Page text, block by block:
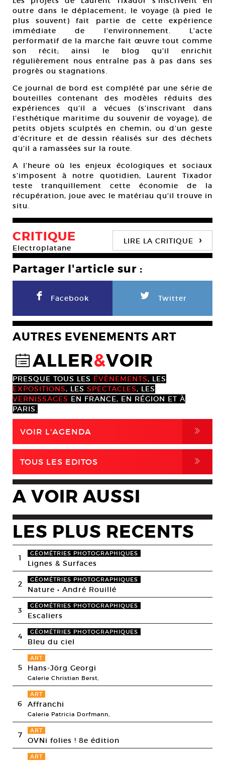
outre dans le déplacement; le voyage (à pied le
plus souvent) fait partie de cette expérience
immédiate de l’environnement. L’acte
performatif de la marche fait œuvre tout comme
son récit; ainsi le blog qu’il enrichit
régulièrement nous entraîne pas à pas dans ses
progrès ou stagnations.
Ce journal de bord est complété par une série de
bouteilles contenant des modèles réduits des
expériences qu’il a vécues (s’inscrivant dans
l’esthétique maritime du souvenir de voyage), de
petits objets sculptés en chemin, ou d’un geste
d’écriture et de dessin réalisés sur des déchets
qu’il a ramassées sur la route.
A l’heure où les enjeux écologiques et sociaux
s’imposent à notre quotidien, Laurent Tixador
teste tranquillement cette économie de la
récupération, joue avec le matériau qu’il trouve in
situ.
CRITIQUE
Electroplatane
LIRE LA CRITIQUE ›
Partager l'article sur :
F Facebook L Twitter
AUTRES EVENEMENTS ART
@ALLER&VOIR
PRESQUE TOUS LES ÉVÈNEMENTS, LES
EXPOSITIONS, LES SPECTACLES, LES
VERNISSAGES EN FRANCE, EN RÉGION ET À
PARIS.
VOIR L'AGENDA ,
TOUS LES EDITOS ,
A VOIR AUSSI
LES PLUS RECENTS
1 GÉOMÉTRIES PHOTOGRAPHIQUES
Lignes & Surfaces
2 GÉOMÉTRIES PHOTOGRAPHIQUES
Nature • André Rouillé
3 GÉOMÉTRIES PHOTOGRAPHIQUES
Escaliers
4 GÉOMÉTRIES PHOTOGRAPHIQUES
Bleu du ciel
5
ART
Hans-Jörg Georgi
Galerie Christian Berst,
6
ART
Affranchi
Galerie Patricia Dorfmann,
7 ART
OVNi folies ! 8e édition
ART